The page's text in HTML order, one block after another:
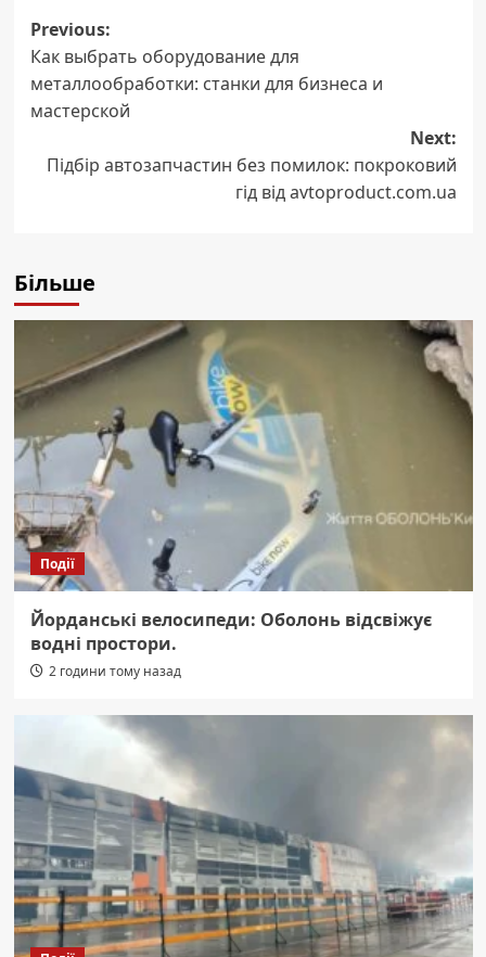
Post
navigation
Previous:
Как выбрать оборудование для
металлообработки: станки для бизнеса и
мастерской
Next:
Підбір автозапчастин без помилок: покроковий
гід від avtoproduct.com.ua
Більше
Події
Йорданські велосипеди: Оболонь відсвіжує
водні простори.
2 години тому назад